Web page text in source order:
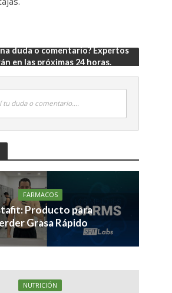
duda o comentario? Expertos
en las próximas 24 horas.
tu duda o comentario....
FARMACOS
Producto para
Grasa Rápido
NUTRICIÓN